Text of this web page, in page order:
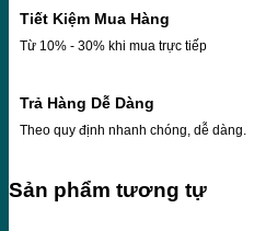
Tiết Kiệm Mua Hàng
Từ 10% - 30% khi mua trực tiếp
Trả Hàng Dễ Dàng
Theo quy định nhanh chóng, dễ dàng.
Sản phẩm tương tự